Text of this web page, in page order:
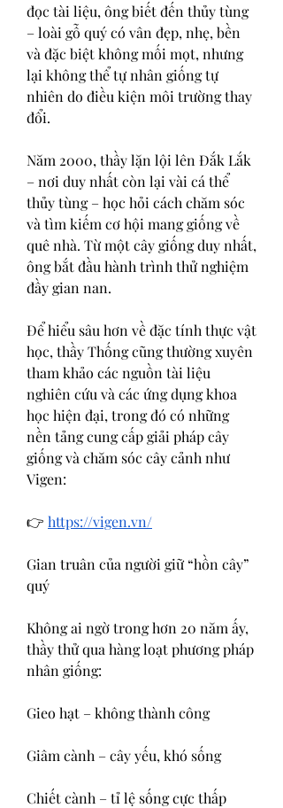
đọc tài liệu, ông biết đến thủy tùng
– loài gỗ quý có vân đẹp, nhẹ, bền
và đặc biệt không mối mọt, nhưng
lại không thể tự nhân giống tự
nhiên do điều kiện môi trường thay
đổi.
Năm 2000, thầy lặn lội lên Đắk Lắk
– nơi duy nhất còn lại vài cá thể
thủy tùng – học hỏi cách chăm sóc
và tìm kiếm cơ hội mang giống về
quê nhà. Từ một cây giống duy nhất,
ông bắt đầu hành trình thử nghiệm
đầy gian nan.
Để hiểu sâu hơn về đặc tính thực vật
học, thầy Thống cũng thường xuyên
tham khảo các nguồn tài liệu
nghiên cứu và các ứng dụng khoa
học hiện đại, trong đó có những
nền tảng cung cấp giải pháp cây
giống và chăm sóc cây cảnh như
Vigen:
👉 https://vigen.vn/
Gian truân của người giữ “hồn cây”
quý
Không ai ngờ trong hơn 20 năm ấy,
thầy thử qua hàng loạt phương pháp
nhân giống:
Gieo hạt – không thành công
Giâm cành – cây yếu, khó sống
Chiết cành – tỉ lệ sống cực thấp